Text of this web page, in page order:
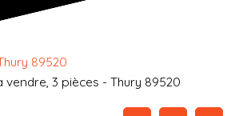
89520
vendre, 3 pièces - Thury 89520